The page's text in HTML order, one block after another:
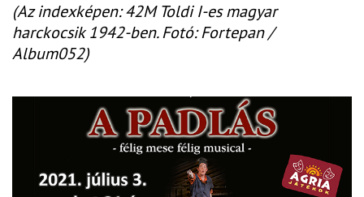
(Az indexképen: 42M Toldi I-es magyar
harckocsik 1942-ben. Fotó: Fortepan /
Album052)